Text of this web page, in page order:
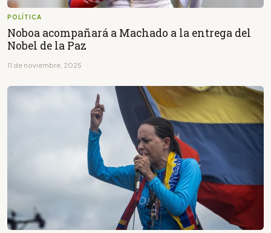
POLÍTICA
Noboa acompañará a Machado a la entrega del
Nobel de la Paz
11 de noviembre, 2025